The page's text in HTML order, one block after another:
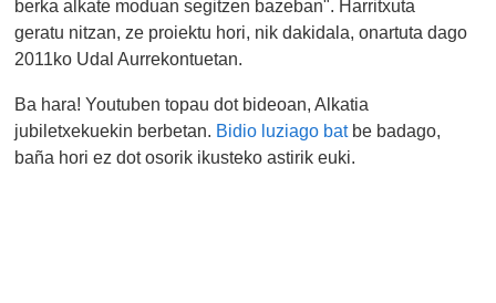
berka alkate moduan segitzen bazeban". Harritxuta
geratu nitzan, ze proiektu hori, nik dakidala, onartuta dago
2011ko Udal Aurrekontuetan.
Ba hara! Youtuben topau dot bideoan, Alkatia
jubiletxekuekin berbetan. Bidio luziago batbe badago,
baña hori ez dot osorik ikusteko astirik euki.